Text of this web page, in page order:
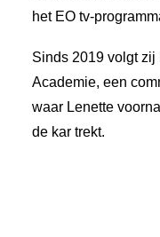
het EO tv-
Sinds 2019 volgt
Academie, een
waar Lenette
de kar trekt.